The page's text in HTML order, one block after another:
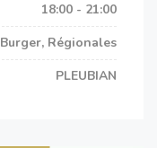
18:00 - 21:00
Burger, Régionales
PLEUBIAN